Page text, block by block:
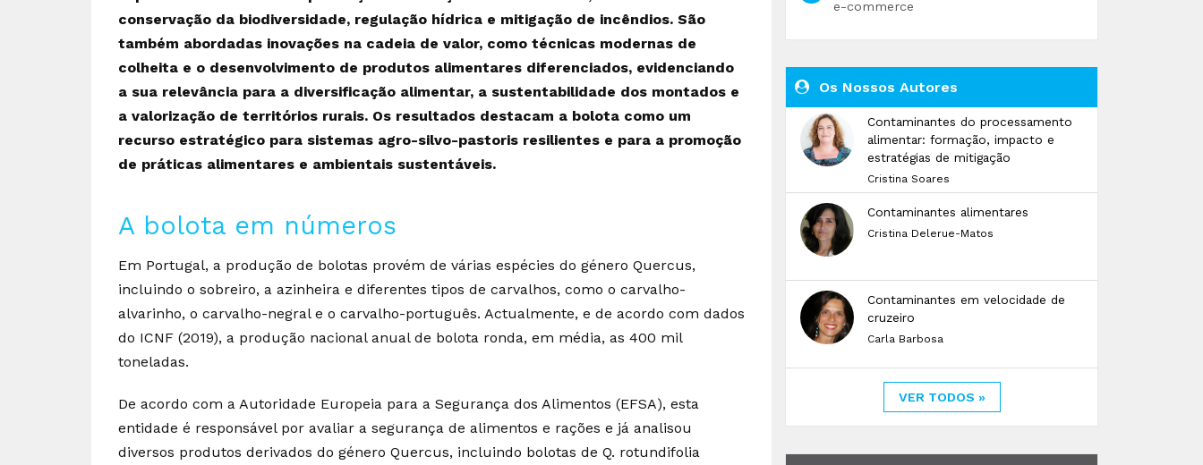
conservação da biodiversidade, regulação hídrica e mitigação de incêndios. São
também abordadas inovações na cadeia de valor, como técnicas modernas de
colheita e o desenvolvimento de produtos alimentares diferenciados, evidenciando
a sua relevância para a diversificação alimentar, a sustentabilidade dos montados e
a valorização de territórios rurais. Os resultados destacam a bolota como um
recurso estratégico para sistemas agro-silvo-pastoris resilientes e para a promoção
de práticas alimentares e ambientais sustentáveis.
A bolota em números
Em Portugal, a produção de bolotas provém de várias espécies do género Quercus,
incluindo o sobreiro, a azinheira e diferentes tipos de carvalhos, como o carvalho-
alvarinho, o carvalho-negral e o carvalho-português. Actualmente, e de acordo com dados
do ICNF (2019), a produção nacional anual de bolota ronda, em média, as 400 mil
toneladas.
De acordo com a Autoridade Europeia para a Segurança dos Alimentos (EFSA), esta
entidade é responsável por avaliar a segurança de alimentos e rações e já analisou
diversos produtos derivados do género Quercus, incluindo bolotas de Q. rotundifolia
e-commerce
Os Nossos Autores
Contaminantes do processamento
alimentar: formação, impacto e
estratégias de mitigação
Cristina Soares
Contaminantes alimentares
Cristina Delerue-Matos
Contaminantes em velocidade de
cruzeiro
Carla Barbosa
VER TODOS »